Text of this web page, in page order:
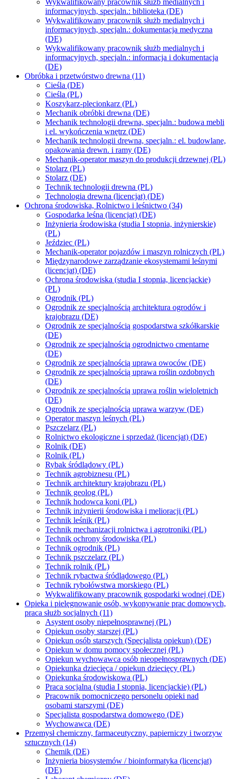
Wykwalifikowany pracownik służb medialnych i
informacyjnych, specjaln.: biblioteka (DE)
Wykwalifikowany pracownik służb medialnych i
informacyjnych, specjaln.: dokumentacja medyczna
(DE)
Wykwalifikowany pracownik służb medialnych i
informacyjnych, specjaln.: informacja i dokumentacja
(DE)
Obróbka i przetwórstwo drewna (11)
Cieśla (DE)
Cieśla (PL)
Koszykarz-plecionkarz (PL)
Mechanik obróbki drewna (DE)
Mechanik technologii drewna, specjaln.: budowa mebli
i el. wykończenia wnętrz (DE)
Mechanik technologii drewna, specjaln.: el. budowlane,
opakowania drewn. i ramy (DE)
Mechanik-operator maszyn do produkcji drzewnej (PL)
Stolarz (PL)
Stolarz (DE)
Technik technologii drewna (PL)
Technologia drewna (licencjat) (DE)
Ochrona środowiska, Rolnictwo i leśnictwo (34)
Gospodarka leśna (licencjat) (DE)
Inżynieria środowiska (studia I stopnia, inżynierskie)
(PL)
Jeździec (PL)
Mechanik-operator pojazdów i maszyn rolniczych (PL)
Międzynarodowe zarządzanie ekosystemami leśnymi
(licencjat) (DE)
Ochrona środowiska (studia I stopnia, licencjackie)
(PL)
Ogrodnik (PL)
Ogrodnik ze specjalnością architektura ogrodów i
krajobrazu (DE)
Ogrodnik ze specjalnością gospodarstwa szkółkarskie
(DE)
Ogrodnik ze specjalnością ogrodnictwo cmentarne
(DE)
Ogrodnik ze specjalnością uprawa owoców (DE)
Ogrodnik ze specjalnością uprawa roślin ozdobnych
(DE)
Ogrodnik ze specjalnością uprawa roślin wieloletnich
(DE)
Ogrodnik ze specjalnością uprawa warzyw (DE)
Operator maszyn leśnych (PL)
Pszczelarz (PL)
Rolnictwo ekologiczne i sprzedaż (licencjat) (DE)
Rolnik (DE)
Rolnik (PL)
Rybak śródlądowy (PL)
Technik agrobiznesu (PL)
Technik architektury krajobrazu (PL)
Technik geolog (PL)
Technik hodowca koni (PL)
Technik inżynierii środowiska i melioracji (PL)
Technik leśnik (PL)
Technik mechanizacji rolnictwa i agrotroniki (PL)
Technik ochrony środowiska (PL)
Technik ogrodnik (PL)
Technik pszczelarz (PL)
Technik rolnik (PL)
Technik rybactwa śródlądowego (PL)
Technik rybołówstwa morskiego (PL)
Wykwalifikowany pracownik gospodarki wodnej (DE)
Opieka i pielęgnowanie osób, wykonywanie prac domowych,
praca służb socjalnych (11)
Asystent osoby niepełnosprawnej (PL)
Opiekun osoby starszej (PL)
Opiekun osób starszych (Specjalista opiekun) (DE)
Opiekun w domu pomocy społecznej (PL)
Opiekun wychowawca osób nieopełnosprawnych (DE)
Opiekunka dziecięca / opiekun dziecięcy (PL)
Opiekunka środowiskowa (PL)
Praca socjalna (studia I stopnia, licencjackie) (PL)
Pracownik pomocniczego personelu opieki nad
osobami starszymi (DE)
Specjalista gospodarstwa domowego (DE)
Wychowawca (DE)
Przemysł chemiczny, farmaceutyczny, papierniczy i tworzyw
sztucznych (14)
Chemik (DE)
Inżynieria biosystemów / bioinformatyka (licencjat)
(DE)